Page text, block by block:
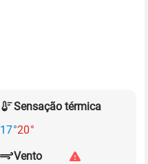
Sensação térmica
17°20°
Vento